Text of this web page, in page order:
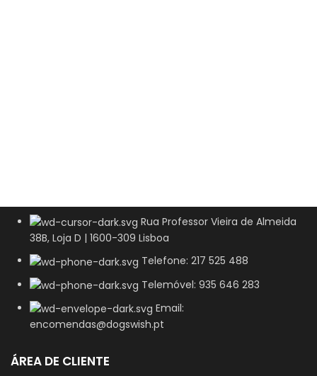
Rua Professor Vieira de Almeida
38B, Loja D | 1600-309 Lisboa
Telefone: 217 525 488
Telemóvel: 935 646 283
Email:
encomendas@dogswish.pt
ÁREA DE CLIENTE